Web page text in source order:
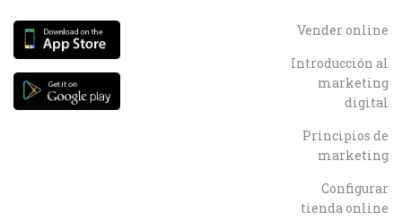
Vender online
Introducción al
marketing
digital
Principios de
marketing
Configurar
tienda online